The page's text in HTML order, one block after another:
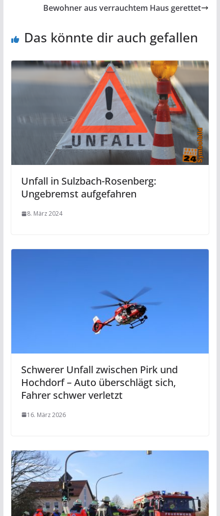
Bewohner aus verrauchtem Haus gerettet
Das könnte dir auch gefallen
Unfall in Sulzbach-Rosenberg:
Ungebremst aufgefahren
8. März 2024
Schwerer Unfall zwischen Pirk und
Hochdorf – Auto überschlägt sich,
Fahrer schwer verletzt
16. März 2026